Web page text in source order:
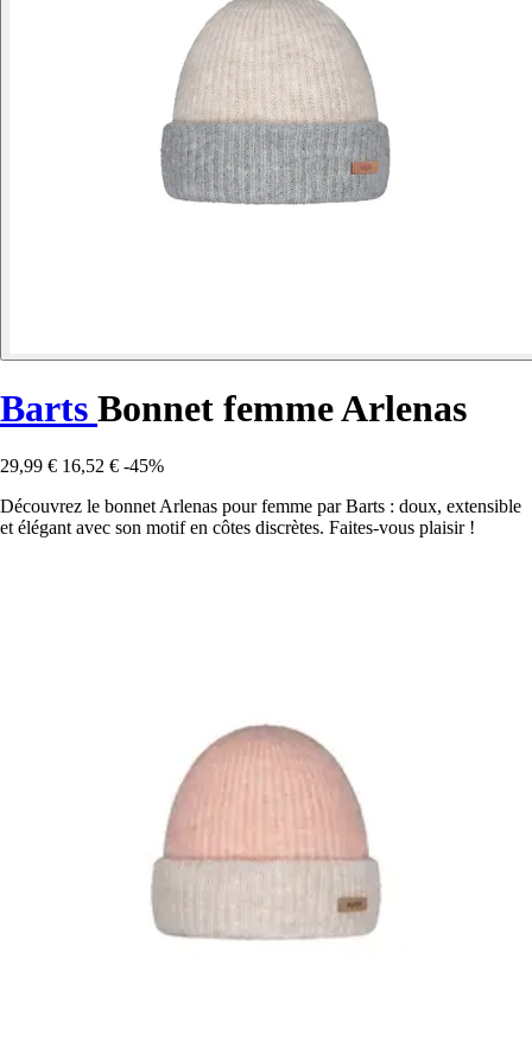
Barts Bonnet femme Arlenas
29,99 € 16,52 € -45%
Découvrez le bonnet Arlenas pour femme par Barts : doux, extensible
et élégant avec son motif en côtes discrètes. Faites-vous plaisir !